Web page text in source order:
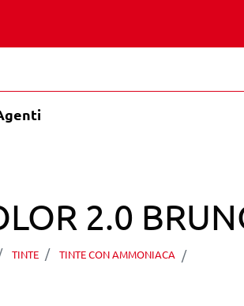
2.0
TINTE TINTE CON AMMONIACA